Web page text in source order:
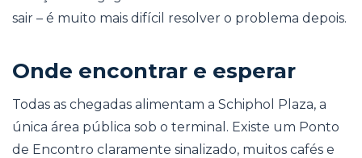
sair – é muito mais difícil resolver o problema depois.
Onde encontrar e esperar
Todas as chegadas alimentam a Schiphol Plaza, a
única área pública sob o terminal. Existe um Ponto
de Encontro claramente sinalizado, muitos cafés e